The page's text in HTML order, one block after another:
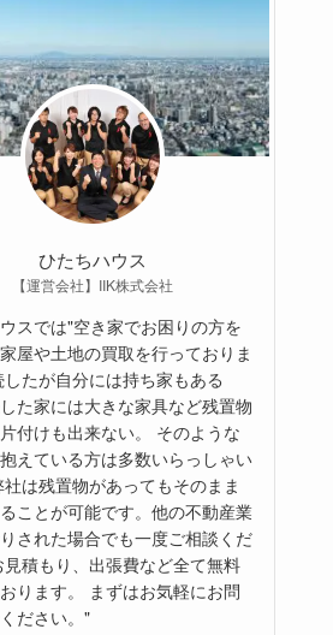
ひたちハウス
【運営会社】IIK株式会社
スでは"空き家でお困りの方を
屋や土地の買取を行っておりま
たが自分には持ち家もある
た家には大きな家具など残置物
付けも出来ない。 そのような
えている方は多数いらっしゃい
社は残置物があってもそのまま
ことが可能です。他の不動産業
された場合でも一度ご相談くだ
見積もり、出張費など全て無料
ります。 まずはお気軽にお問
ださい。"